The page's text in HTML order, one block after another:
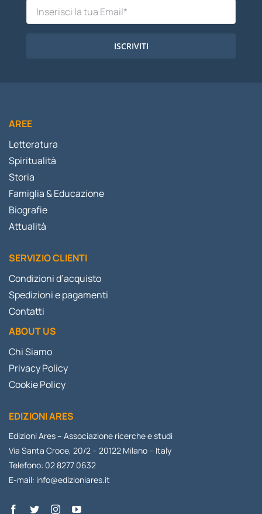
ISCRIVITI
AREE
Letteratura
Spiritualità
Storia
Famiglia & Educazione
Biografie
Attualità
SERVIZIO CLIENTI
Condizioni d’acquisto
Spedizioni e pagamenti
Contatti
ABOUT US
Chi Siamo
Privacy Policy
Cookie Policy
EDIZIONI ARES
Edizioni Ares – Associazione ricerche e studi
Via Santa Croce, 20/2 – 20122 Milano – Italy
Telefono: 02 8277 0632
E-mail: info@edizioniares.it